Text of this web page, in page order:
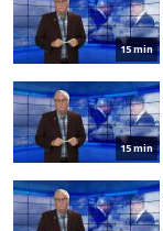
15 min
15 min